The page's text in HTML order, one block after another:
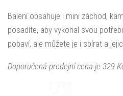
Balení obsahuje i mini záchod,
posadíte, aby vykonal svou
pobaví, ale můžete je i sbírat a
Doporučená prodejní cena je 329